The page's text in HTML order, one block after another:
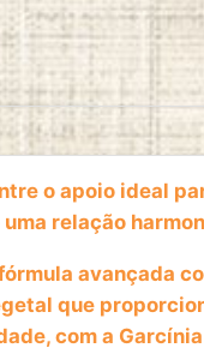
o apoio ideal
relação
avançada
que
com a